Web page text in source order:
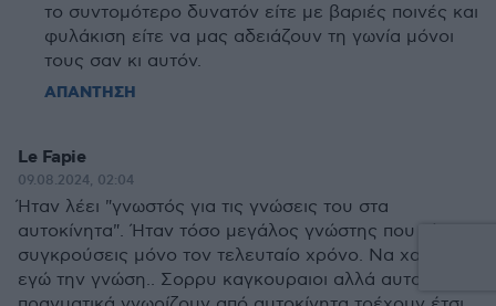
το συντομότερο δυνατόν είτε με βαριές ποινές και
φυλάκιση είτε να μας αδειάζουν τη γωνία μόνοι
τους σαν κι αυτόν.
ΑΠΑΝΤΗΣΗ
Le Fapie
09.08.2024, 02:04
Ήταν λέει "γνωστός για τις γνώσεις του στα
αυτοκίνητα". Ήταν τόσο μεγάλος γνώστης που είχε 3
συγκρούσεις μόνο τον τελευταίο χρόνο. Να χαρώ
εγώ την γνώση.. Σορρυ καγκουραιοι αλλά αυτοί που